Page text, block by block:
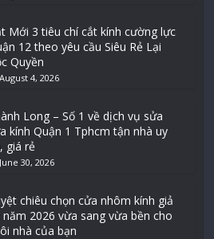
Mới 3 tiêu chí cắt kính cường lực
12 theo yêu cầu Siêu Rẻ Lại
Quyền
August 4, 2026
Long – Số 1 về dịch vụ sửa
kính Quận 1 Tphcm tận nhà uy
giá rẻ
June 30, 2026
chiêu chọn cửa nhôm kính giả
năm 2026 vừa sang vừa bền cho
nhà của bạn